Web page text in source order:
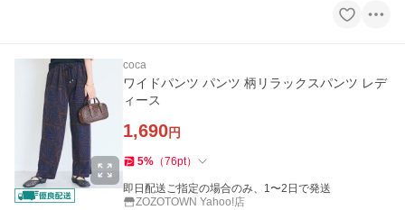
coca
ワイドパンツ パンツ 柄リラックスパンツ レデ
ィース
1,690円
5% （76pt）
即日配送ご指定の場合のみ、1〜2日で発送
ZOZOTOWN Yahoo!店